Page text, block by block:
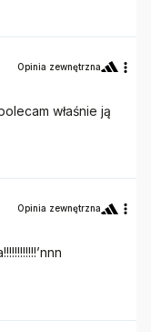
Opinia zewnętrzna
właśnie ją
Opinia zewnętrzna